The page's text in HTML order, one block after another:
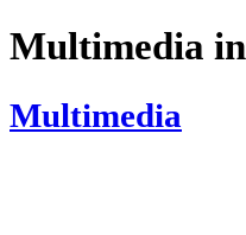
Multimedia
Multimedia